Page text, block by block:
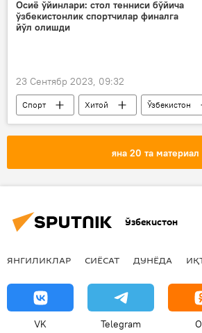
Осиё ўйинлари: стол тенниси бўйича
ўзбекистонлик спортчилар финалга
йўл олишди
23 Сентябр 2023, 09:32
Спорт Хитой
Ўзбекистон
теннис
яна 20 та материал
Ўзбекистон
ЯНГИЛИКЛАР СИЁСАТ ДУНЁДА
VK Telegram